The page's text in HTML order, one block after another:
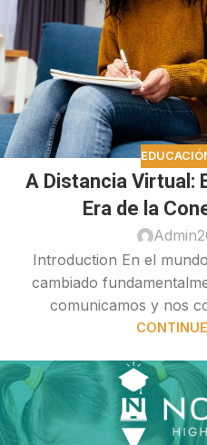
A Distancia Virtual:
Era de la
Introduction En el
cambiado
comunicamos y nos